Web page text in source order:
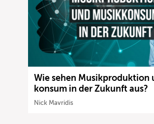
Wie sehen Musikproduktion
konsum in der Zukunft aus?
Nick Mavridis